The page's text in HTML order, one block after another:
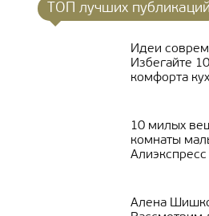
ТОП лучших публикаций
Идеи
Избегайте
комфорта
10 милых
комнаты
Алиэкспресс
Алена